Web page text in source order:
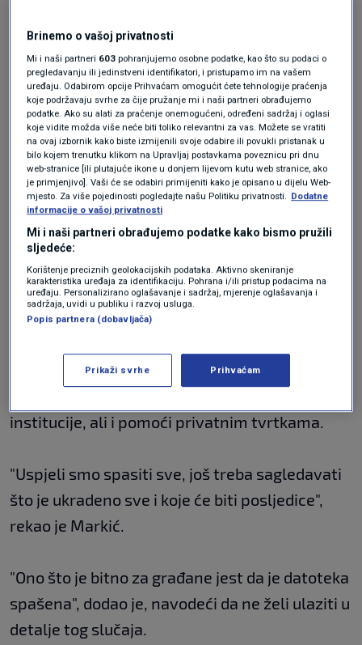
profesionalac", dodao je.
Hakerski napadi
Osvrnuo se na posljednje kibernetičke napade.
"To su ratovi budućnosti. Napadaju vas
izdaleka bez mogućnosti da se obranite."
"Obrana nam je sve bolja i bolja. Zvao sam
jutros ministra zdravstva i ravnatelja KBC-a
Zagreb, uspjeli smo vratiti svu datoteku,
zahvaljujem svojim stručnjacima, to je
institucije, ali i pomoći privatnim tvrtkama.
"Uspjeli smo spasiti sve, još treba sagledavati
što je ukradeno sve i koje će biti posljedice",
rekao je Markić.
"Ono što je bitno za građane jest da je datoteka
spašena", dodao je, navodeći da ne želi ulaziti u
detalje tog slučaja.
Brinemo o vašoj privatnosti
Mi i naši partneri 603 pohranjujemo osobne podatke, kao što su podaci o
pregledavanju ili jedinstveni identifikatori, i pristupamo im na vašem
uređaju. Odabirom opcije Prihvaćam omogućit ćete tehnologije praćenja
koje podržavaju svrhe za čije pružanje mi i naši partneri obrađujemo
podatke. Ako su alati za praćenje onemogućeni, određeni sadržaj i oglasi
koje vidite možda više neće biti toliko relevantni za vas. Možete se vratiti
na ovaj izbornik kako biste izmijenili svoje odabire ili povukli pristanak u
bilo kojem trenutku klikom na Upravljaj postavkama poveznicu pri dnu
web-stranice [ili plutajuće ikone u donjem lijevom kutu web stranice, ako
je primjenjivo]. Vaši će se odabiri primijeniti kako je opisano u dijelu Web-
mjesto. Za više pojedinosti pogledajte našu Politiku privatnosti.
Dodatne
informacije o vašoj privatnosti
Mi i naši partneri obrađujemo podatke kako bismo pružili
sljedeće:
Korištenje preciznih geolokacijskih podataka. Aktivno skeniranje
karakteristika uređaja za identifikaciju. Pohrana i/ili pristup podacima na
uređaju. Personalizirano oglašavanje i sadržaj, mjerenje oglašavanja i
sadržaja, uvidi u publiku i razvoj usluga.
Popis partnera (dobavljača)
Prikaži svrhe Prihvaćam